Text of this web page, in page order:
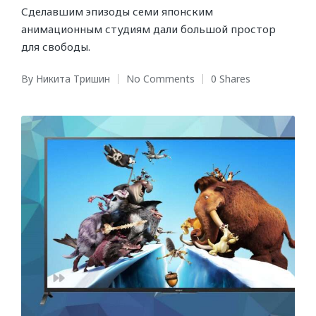
Сделавшим эпизоды семи японским
анимационным студиям дали большой простор
для свободы.
Posted
By Никита Тришин No Comments 0 Shares